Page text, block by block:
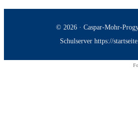
© 2026 · Caspar-Mohr-
Schulserver https://